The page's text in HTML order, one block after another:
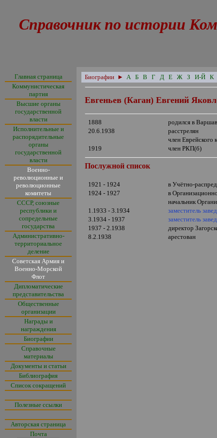
Справочник по истории
Главная страница
Коммунистическая
партия
Высшие органы
государственной
власти
Исполнительные и
распорядительные
органы
государственной
власти
Военно-
революционные и
революционные
комитеты
СССР, союзные
республики и
сопредельные
государства
Административно-
территориальное
деление
Советская Армия и
Военно-Морской
Флот
Дипломатические
представительства
Общественные
организации
Награды и
награждения
Биографии
Справочные
материалы
Документы и статьи
Библиография
Список сокращений
Полезные ссылки
Авторская страница
Почта
Биографии ► А Б В Г Д Е Ж З И-Й К
Евгеньев (Каган) Евгений
1888
родился в
20.6.1938
расстрелян
член Еврейского
1919
член РКП(б)
Послужной список
1921 - 1924
в Учётно-
1924 - 1927
в
начальник
1.1933 - 3.1934
заместитель
3.1934 - 1937
заместитель
1937 - 2.1938
директор
8.2.1938
арестован